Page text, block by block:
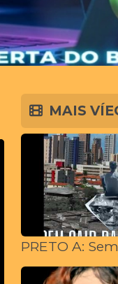
MAIS
PRETO A: